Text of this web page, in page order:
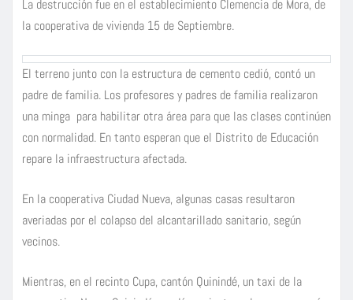
La destrucción fue en el establecimiento Clemencia de Mora, de
la cooperativa de vivienda 15 de Septiembre.
El terreno junto con la estructura de cemento cedió, contó un
padre de familia. Los profesores y padres de familia realizaron
una minga para habilitar otra área para que las clases continúen
con normalidad. En tanto esperan que el Distrito de Educación
repare la infraestructura afectada.
En la cooperativa Ciudad Nueva, algunas casas resultaron
averiadas por el colapso del alcantarillado sanitario, según
vecinos.
Mientras, en el recinto Cupa, cantón Quinindé, un taxi de la